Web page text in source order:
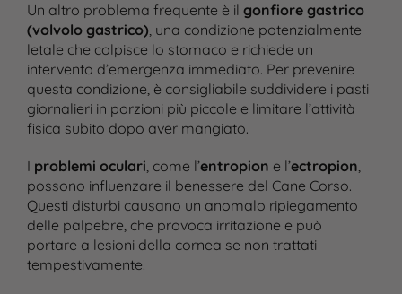
Un altro problema frequente è il gonfiore gastrico
(volvolo gastrico), una condizione potenzialmente
letale che colpisce lo stomaco e richiede un
intervento d’emergenza immediato. Per prevenire
questa condizione, è consigliabile suddividere i pasti
giornalieri in porzioni più piccole e limitare l’attività
fisica subito dopo aver mangiato.
I problemi oculari, come l’entropion e l’ectropion,
possono influenzare il benessere del Cane Corso.
Questi disturbi causano un anomalo ripiegamento
delle palpebre, che provoca irritazione e può
portare a lesioni della cornea se non trattati
tempestivamente.